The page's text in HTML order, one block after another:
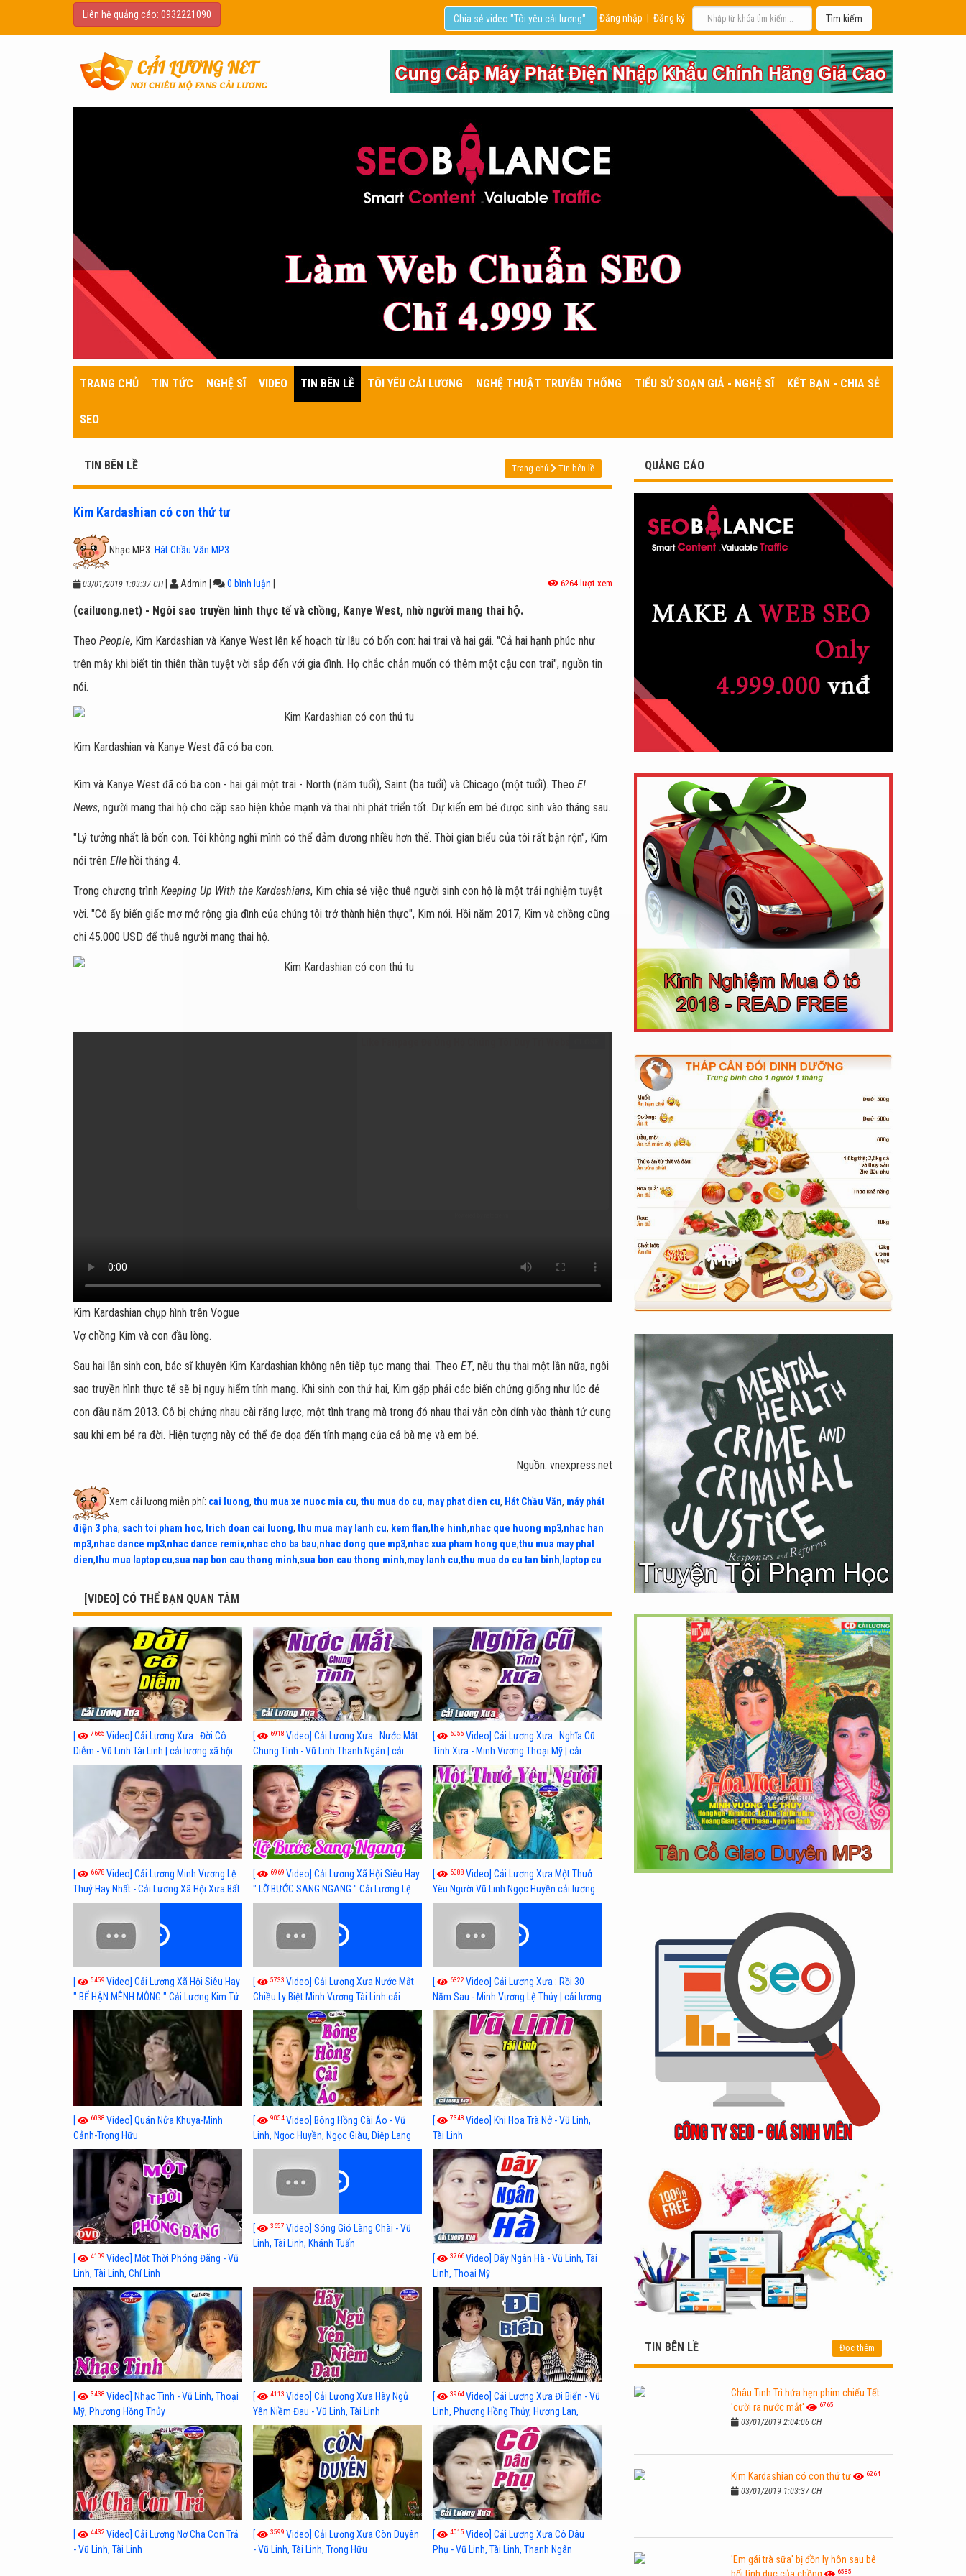
Liên hệ quảng cáo: 0932221090 Đăng nhập Đăng ký
Chia sẻ video "Tôi yêu cải lương".
TRANG CHỦ TIN TỨC NGHỆ SĨ VIDEO TIN BÊN LỀ TÔI YÊU CẢI LƯƠNG NGHỆ THUẬT TRUYỀN THỐNG TIỂU SỬ SOẠN GIẢ - NGHỆ SĨ KẾT BẠN - CHIA SẺ
SEO
TIN BÊN LỀ Trang chủ Tin bên lề
Kim Kardashian có con thứ tư
Nhạc MP3: Hát Chầu Văn MP3
03/01/2019 1:03:37 CH Admin 0 bình luận 6264 lượt xem
(cailuong.net) - Ngôi sao truyền hình thực tế và chồng, Kanye West, nhờ người mang thai hộ.
Theo People, Kim Kardashian và Kanye West lên kế hoạch từ lâu có bốn con: hai trai và hai gái. "Cả hai hạnh phúc như
trên mây khi biết tin thiên thần tuyệt vời sắp đến với gia đình. Họ chắc chắn muốn có thêm một cậu con trai", nguồn tin
nói.
Kim Kardashian và Kanye West đã có ba con.
Kim và Kanye West đã có ba con - hai gái một trai - North (năm tuổi), Saint (ba tuổi) và Chicago (một tuổi). Theo E!
News, người mang thai hộ cho cặp sao hiện khỏe mạnh và thai nhi phát triển tốt. Dự kiến em bé được sinh vào tháng sau.
"Lý tưởng nhất là bốn con. Tôi không nghĩ mình có thể đảm đương nhiều hơn thế. Thời gian biểu của tôi rất bận rộn", Kim
nói trên Elle hồi tháng 4.
Trong chương trình Keeping Up With the Kardashians, Kim chia sẻ việc thuê người sinh con hộ là một trải nghiệm tuyệt
vời. "Cô ấy biến giấc mơ mở rộng gia đình của chúng tôi trở thành hiện thực", Kim nói. Hồi năm 2017, Kim và chồng cũng
chi 45.000 USD để thuê người mang thai hộ.
Kim Kardashian chụp hình trên Vogue
Vợ chồng Kim và con đầu lòng.
Sau hai lần sinh con, bác sĩ khuyên Kim Kardashian không nên tiếp tục mang thai. Theo ET, nếu thụ thai một lần nữa, ngôi
sao truyền hình thực tế sẽ bị nguy hiểm tính mạng. Khi sinh con thứ hai, Kim gặp phải các biến chứng giống như lúc đẻ
con đầu năm 2013. Cô bị chứng nhau cài răng lược, một tình trạng mà trong đó nhau thai vẫn còn dính vào thành tử cung
sau khi em bé ra đời. Hiện tượng này có thể đe dọa đến tính mạng của cả bà mẹ và em bé.
Nguồn: vnexpress.net
Xem cải lương miễn phí: cai luong, thu mua xe nuoc mia cu, thu mua do cu, may phat dien cu, Hát Chầu Văn, máy phát
điện 3 pha, sach toi pham hoc, trich doan cai luong, thu mua may lanh cu, kem flan,the hinh,nhac que huong mp3,nhac han
mp3,nhac dance mp3,nhac dance remix,nhac cho ba bau,nhac dong que mp3,nhac xua pham hong que,thu mua may phat
dien,thu mua laptop cu,sua nap bon cau thong minh,sua bon cau thong minh,may lanh cu,thu mua do cu tan binh, laptop cu
[VIDEO] CÓ THỂ BẠN QUAN TÂM
[ 7665 Video] Cải Lương Xưa : Đời Cô
Diễm - Vũ Linh Tài Linh | cải lương xã hội
hay nhất
[ 6918 Video] Cải Lương Xưa : Nước Mắt
Chung Tình - Vũ Linh Thanh Ngân | cải
lương xã hội hay nhất
[ 6055 Video] Cải Lương Xưa : Nghĩa Cũ
Tình Xưa - Minh Vương Thoại Mỹ | cải
lương xã hội hay nhất
[ 6678 Video] Cải Lương Minh Vương Lệ
Thuỷ Hay Nhất - Cải Lương Xã Hội Xưa Bất
Hủ
[ 6969 Video] Cải Lương Xã Hội Siêu Hay
" LỠ BƯỚC SANG NGANG " Cải Lương Lệ
Thuỷ, Thanh Tuấn, Hồng Nga
[ 6388 Video] Cải Lương Xưa Một Thuở
Yêu Người Vũ Linh Ngọc Huyền cải lương
xã hội hay nhất
[ 5459 Video] Cải Lương Xã Hội Siêu Hay
" BỂ HẬN MÊNH MÔNG " Cải Lương Kim Tử
Long, Thanh Ngân Hay Nhất
[ 5733 Video] Cải Lương Xưa Nước Mắt
Chiều Ly Biệt Minh Vương Tài Linh cải
lương xã hội hay nhất
[ 6322 Video] Cải Lương Xưa : Rồi 30
Năm Sau - Minh Vương Lệ Thủy | cải lương
xã hội hay nhất
[ 6038 Video] Quán Nửa Khuya-Minh
Cảnh-Trọng Hữu
[ 9054Video] Bông Hồng Cài Áo - Vũ
Linh, Ngọc Huyền, Ngọc Giàu, Diệp Lang
[ 7348 Video] Khi Hoa Trà Nở - Vũ Linh,
Tài Linh
[ 4109 Video] Một Thời Phóng Đãng - Vũ
Linh, Tài Linh, Chí Linh
[ 3657 Video] Sóng Gió Làng Chài - Vũ
Linh, Tài Linh, Khánh Tuấn
[
3766Video] Dãy Ngân Hà - Vũ Linh, Tài
Linh, Thoại Mỹ
[ 3438 Video] Nhạc Tình - Vũ Linh, Thoại
Mỹ, Phương Hồng Thủy
[ 4113 Video] Cải Lương Xưa Hãy Ngủ
Yên Niềm Đau - Vũ Linh, Tài Linh
[ 3964Video] Cải Lương Xưa Đi Biển - Vũ
Linh, Phương Hồng Thủy, Hương Lan,
Thanh Hằng
[ 4432Video] Cải Lương Nợ Cha Con Trả
- Vũ Linh, Tài Linh
[ 3599 Video] Cải Lương Xưa Còn Duyên
- Vũ Linh, Tài Linh, Trọng Hữu
[ 4015 Video] Cải Lương Xưa Cô Dâu
Phụ - Vũ Linh, Tài Linh, Thanh Ngân
QUẢNG CÁO
TIN BÊN LỀ Đọc thêm
Châu Tinh Trì hứa hẹn phim chiếu Tết
'cười ra nước mắt'
6765
03/01/2019 2:04:06 CH
Kim Kardashian có con thứ tư 6264
03/01/2019 1:03:37 CH
'Em gái trà sữa' bị đồn ly hôn sau bê
6585